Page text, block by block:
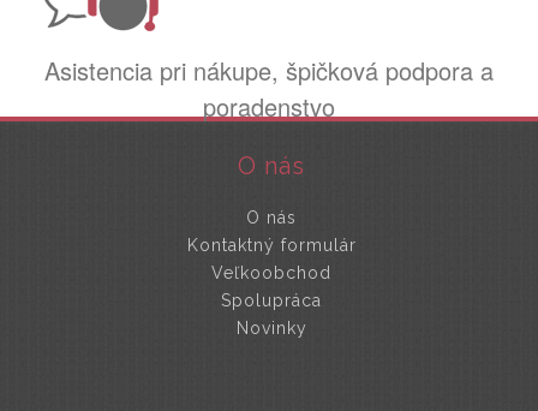
Asistencia pri nákupe, špičková podpora a
poradenstvo
O nás
O nás
Kontaktný formulár
Veľkoobchod
Spolupráca
Novinky